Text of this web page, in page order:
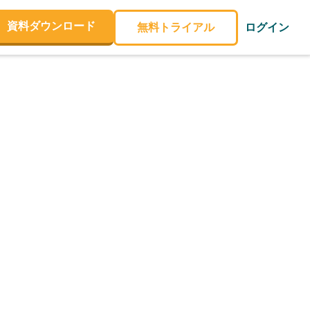
資料ダウンロード 無料トライアル ログイン